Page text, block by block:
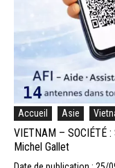
Accueil Asie
VIETNAM – SOCIÉTÉ
Michel Gallet